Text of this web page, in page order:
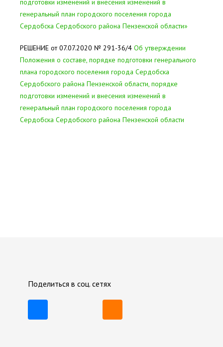
подготовки изменений и внесения изменений в
генеральный план городского поселения города
Сердобска Сердобского района Пензенской области»
РЕШЕНИЕ от 07.07.2020 № 291-36/4 Об утверждении
Положения о составе, порядке подготовки генерального
плана городского поселения города Сердобска
Сердобского района Пензенской области, порядке
подготовки изменений и внесения изменений в
генеральный план городского поселения города
Сердобска Сердобского района Пензенской области
Поделиться в соц. сетях